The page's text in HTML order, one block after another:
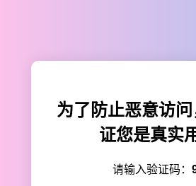
为了防止恶意访
证您是真实
请输入验证码：